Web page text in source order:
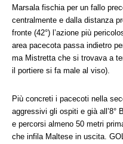
Marsala fischia per un fallo
centralmente e dalla distanza
fronte (42°) l’azione più
area pacecota passa indietro
ma Mistretta che si trovava a
il portiere si fa male al viso).
Più concreti i pacecoti nella
aggressivi gli ospiti e già all’8°
e percorsi almeno 50 metri
che infila Maltese in uscita.